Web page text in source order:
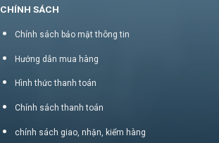
CHÍNH SÁCH
Chính sách bảo mật thông tin
Hướng dẫn mua hàng
Hình thức thanh toán
Chính sách thanh toán
chính sách giao, nhận, kiểm hàng